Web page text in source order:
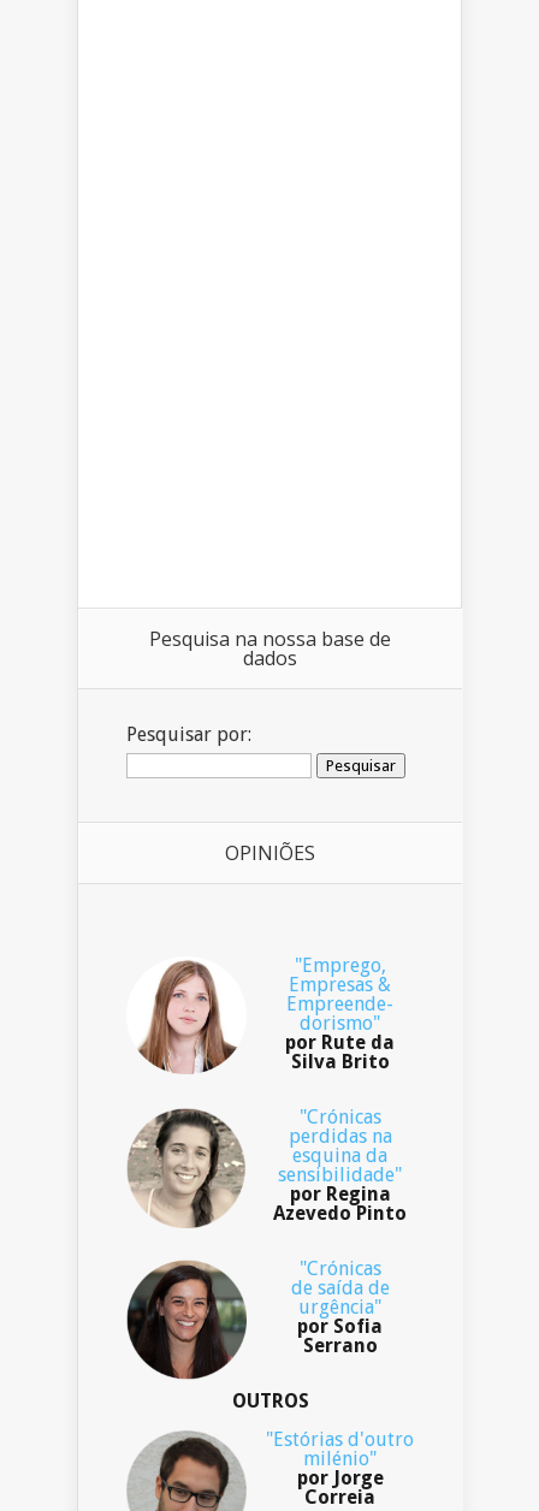
Pesquisa na nossa base de
dados
Pesquisar por:
OPINIÕES
"Emprego,
Empresas &
Empreende-
dorismo"
por Rute da
Silva Brito
"Crónicas
perdidas na
esquina da
sensibilidade"
por Regina
Azevedo Pinto
"Crónicas
de saída de
urgência"
por Sofia
Serrano
OUTROS
"Estórias d'outro
milénio"
por Jorge
Correia